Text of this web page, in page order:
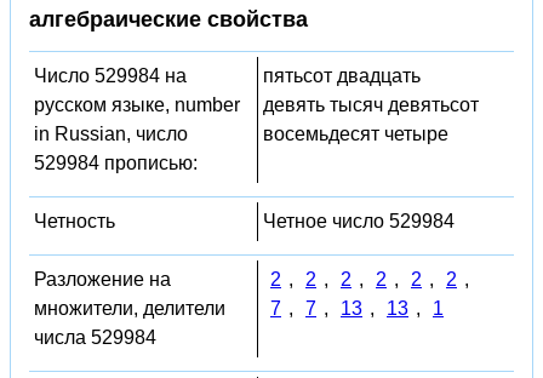
алгебраические свойства
Число 529984 на
русском языке, number
in Russian, число
529984 прописью:
пятьсот двадцать
девять тысяч девятьсот
восемьдесят четыре
Четность Четное число 529984
Разложение на
множители, делители
числа 529984
2 , 2 , 2 , 2 , 2 , 2 ,
7 , 7 , 13 , 13 , 1